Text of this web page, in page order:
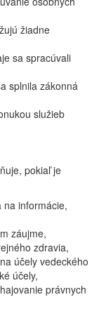
žiadne
sa spracúvali
splnila zákonná
služieb
pokiaľ je
na informácie,
záujme,
zdravia,
účely vedeckého
účely,
právnych